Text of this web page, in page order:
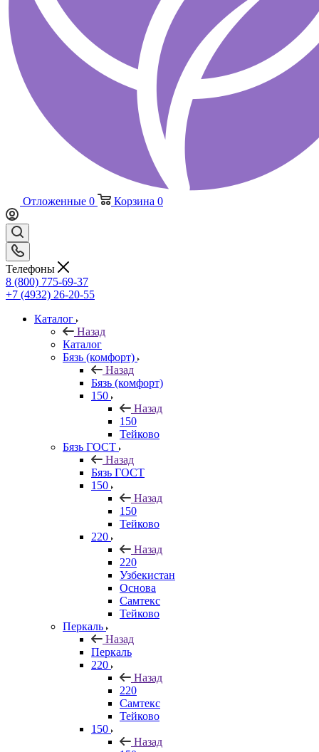
Отложенные 0 Корзина 0
Телефоны
8 (800) 775-69-37
+7 (4932) 26-20-55
Каталог
Назад
Каталог
Бязь (комфорт)
Назад
Бязь (комфорт)
150
Назад
150
Тейково
Бязь ГОСТ
Назад
Бязь ГОСТ
150
Назад
150
Тейково
220
Назад
220
Узбекистан
Основа
Самтекс
Тейково
Перкаль
Назад
Перкаль
220
Назад
220
Самтекс
Тейково
150
Назад